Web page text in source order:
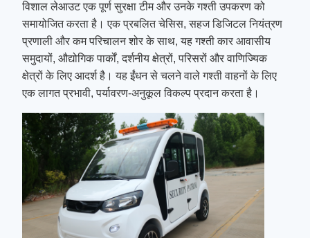
विशाल लेआउट एक पूर्ण सुरक्षा टीम और उनके गश्ती उपकरण को
समायोजित करता है। एक प्रबलित चेसिस, सहज डिजिटल नियंत्रण
प्रणाली और कम परिचालन शोर के साथ, यह गश्ती कार आवासीय
समुदायों, औद्योगिक पार्कों, दर्शनीय क्षेत्रों, परिसरों और वाणिज्यिक
क्षेत्रों के लिए आदर्श है। यह ईंधन से चलने वाले गश्ती वाहनों के लिए
एक लागत प्रभावी, पर्यावरण-अनुकूल विकल्प प्रदान करता है।